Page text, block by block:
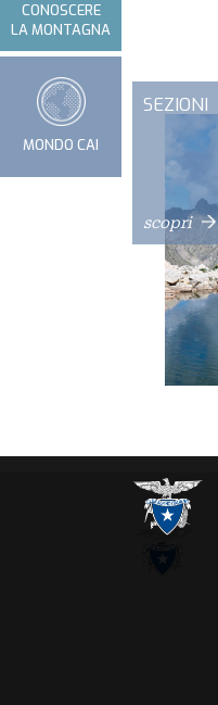
SEZIONI
scopri
CONOSCERE
LA MONTAGNA
MONDO CAI